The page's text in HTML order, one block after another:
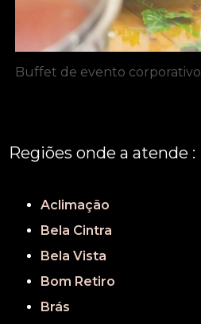
Buffet de evento corporativo
Regiões onde a atende :
Aclimação
Bela Cintra
Bela Vista
Bom Retiro
Brás